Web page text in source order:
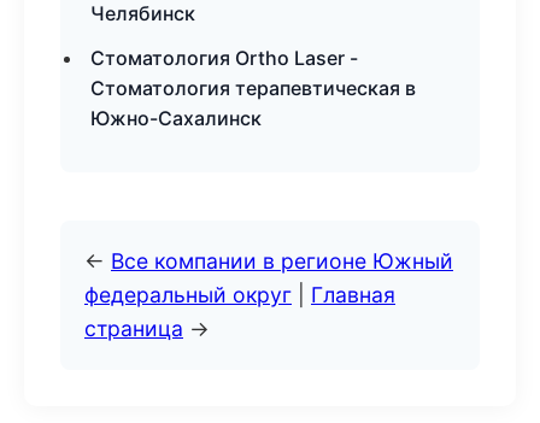
Челябинск
Стоматология Ortho Laser -
Стоматология терапевтическая в
Южно-Сахалинск
← Все компании в регионе Южный
федеральный округ
Главная
страница →